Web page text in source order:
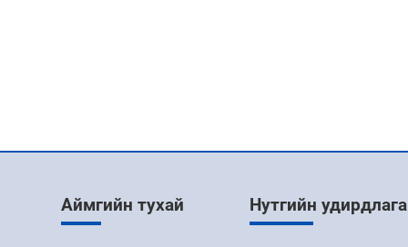
Аймгийн тухай Нутгийн удирдлага